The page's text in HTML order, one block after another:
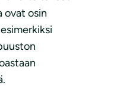
ovat osin